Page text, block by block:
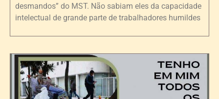
desmandos” do MST. Não sabiam eles da capacidade
intelectual de grande parte de trabalhadores humildes